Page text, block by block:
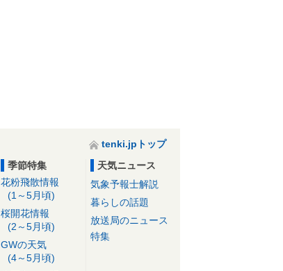
tenki.jpトップ
季節特集
花粉飛散情報
(1～5月頃)
桜開花情報
(2～5月頃)
GWの天気
(4～5月頃)
天気ニュース
気象予報士解説
暮らしの話題
放送局のニュース
特集